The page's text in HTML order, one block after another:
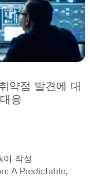
약점 발견에 대
응
이 작성
A Predictable,